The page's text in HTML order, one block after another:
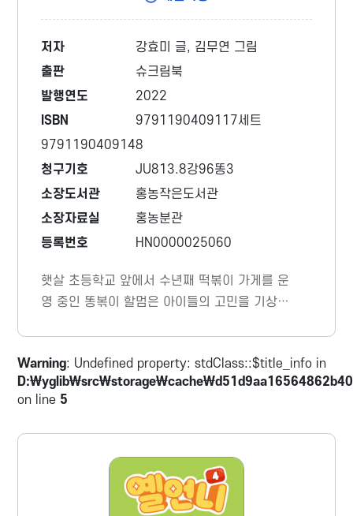
저자
강효미 글, 김무연 그림
출판
슈크림북
발행연도
2022
ISBN
9791190409117세트
9791190409148
청구기호
JU813.8강96똥3
소장도서관
홍농작은도서관
소장자료실
홍농분관
등록번호
HN0000025060
햇살 초등학교 앞에서 수년째 떡볶이 가게를 운
영 중인 똥볶이 할멈은 아이들의 고민을 기상천
등학교 이사장은 떡볶이 가게의 위생 문제를 들
먹이며 아이들에게 ‘떡볶이 가게 출입 금지
령’을 내린다.
Warning: Undefined property: stdClass::$title_info in
on line 5